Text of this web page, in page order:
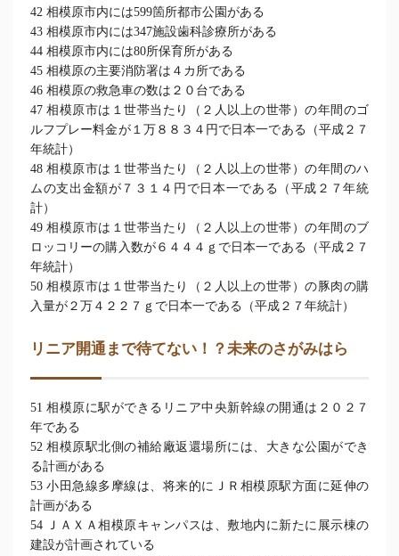
42 相模原市内には599箇所都市公園がある
43 相模原市内には347施設歯科診療所がある
44 相模原市内には80所保育所がある
45 相模原の主要消防署は４カ所である
46 相模原の救急車の数は２０台である
47 相模原市は１世帯当たり（２人以上の世帯）の年間のゴ
ルフプレー料金が１万８８３４円で日本一である（平成２７
年統計）
48 相模原市は１世帯当たり（２人以上の世帯）の年間のハ
ムの支出金額が７３１４円で日本一である（平成２７年統
計）
49 相模原市は１世帯当たり（２人以上の世帯）の年間のブ
ロッコリーの購入数が６４４４ｇで日本一である（平成２７
年統計）
50 相模原市は１世帯当たり（２人以上の世帯）の豚肉の購
入量が２万４２２７ｇで日本一である（平成２７年統計）
リニア開通まで待てない！？未来のさがみはら
51 相模原に駅ができるリニア中央新幹線の開通は２０２７
年である
52 相模原駅北側の補給廠返還場所には、大きな公園ができ
る計画がある
53 小田急線多摩線は、将来的にＪＲ相模原駅方面に延伸の
計画がある
54 ＪＡＸＡ相模原キャンパスは、敷地内に新たに展示棟の
建設が計画されている